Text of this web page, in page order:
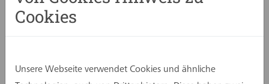
Neugestaltung der Grundschule Lemgo-West im
Ortsteil Lieme hat die Stadt Lemgo überzeugende
Cookies
Unsere Webseite verwendet Cookies und ähnliche